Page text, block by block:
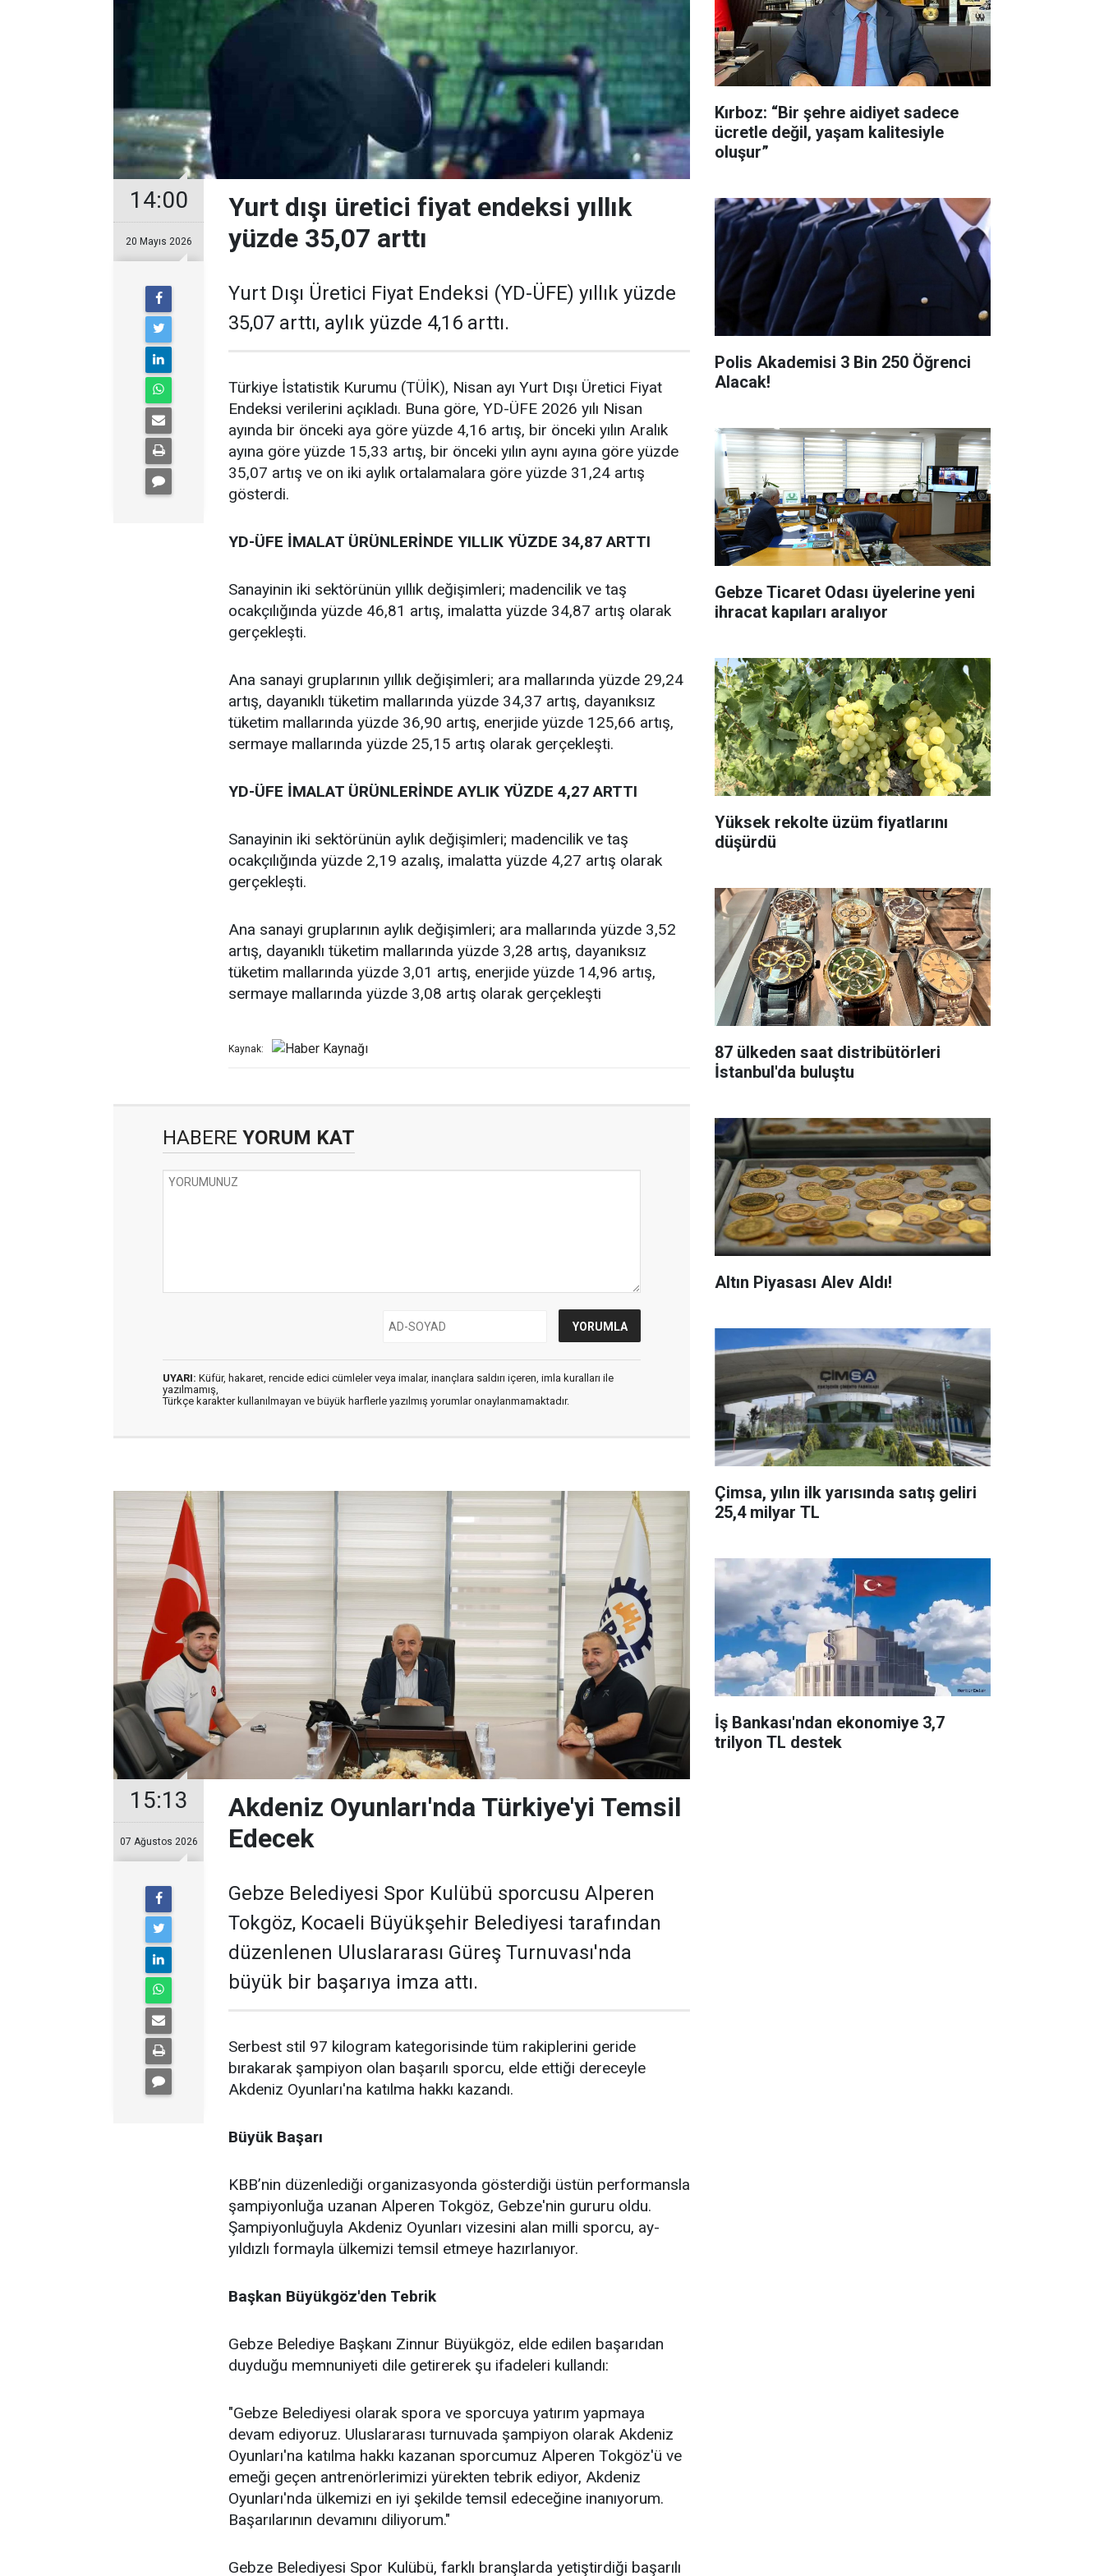
14:00
20 Mayıs 2026
Yurt dışı üretici fiyat endeksi yıllık
yüzde 35,07 arttı
Yurt Dışı Üretici Fiyat Endeksi (YD-ÜFE) yıllık yüzde
35,07 arttı, aylık yüzde 4,16 arttı.
Türkiye İstatistik Kurumu (TÜİK), Nisan ayı Yurt Dışı Üretici Fiyat
Endeksi verilerini açıkladı. Buna göre, YD-ÜFE 2026 yılı Nisan
ayında bir önceki aya göre yüzde 4,16 artış, bir önceki yılın Aralık
ayına göre yüzde 15,33 artış, bir önceki yılın aynı ayına göre yüzde
35,07 artış ve on iki aylık ortalamalara göre yüzde 31,24 artış
gösterdi.
YD-ÜFE İMALAT ÜRÜNLERİNDE YILLIK YÜZDE 34,87 ARTTI
Sanayinin iki sektörünün yıllık değişimleri; madencilik ve taş
ocakçılığında yüzde 46,81 artış, imalatta yüzde 34,87 artış olarak
gerçekleşti.
Ana sanayi gruplarının yıllık değişimleri; ara mallarında yüzde 29,24
artış, dayanıklı tüketim mallarında yüzde 34,37 artış, dayanıksız
tüketim mallarında yüzde 36,90 artış, enerjide yüzde 125,66 artış,
sermaye mallarında yüzde 25,15 artış olarak gerçekleşti.
YD-ÜFE İMALAT ÜRÜNLERİNDE AYLIK YÜZDE 4,27 ARTTI
Sanayinin iki sektörünün aylık değişimleri; madencilik ve taş
ocakçılığında yüzde 2,19 azalış, imalatta yüzde 4,27 artış olarak
gerçekleşti.
Ana sanayi gruplarının aylık değişimleri; ara mallarında yüzde 3,52
artış, dayanıklı tüketim mallarında yüzde 3,28 artış, dayanıksız
tüketim mallarında yüzde 3,01 artış, enerjide yüzde 14,96 artış,
sermaye mallarında yüzde 3,08 artış olarak gerçekleşti
Kaynak:
HABERE YORUM KAT
UYARI: Küfür, hakaret, rencide edici cümleler veya imalar, inançlara saldırı içeren, imla kuralları ile
yazılmamış,
Türkçe karakter kullanılmayan ve büyük harflerle yazılmış yorumlar onaylanmamaktadır.
15:13
07 Ağustos 2026
Akdeniz Oyunları'nda Türkiye'yi Temsil
Edecek
Gebze Belediyesi Spor Kulübü sporcusu Alperen
Tokgöz, Kocaeli Büyükşehir Belediyesi tarafından
düzenlenen Uluslararası Güreş Turnuvası'nda
büyük bir başarıya imza attı.
Serbest stil 97 kilogram kategorisinde tüm rakiplerini geride
bırakarak şampiyon olan başarılı sporcu, elde ettiği dereceyle
Akdeniz Oyunları'na katılma hakkı kazandı.
Büyük Başarı
KBB’nin düzenlediği organizasyonda gösterdiği üstün performansla
şampiyonluğa uzanan Alperen Tokgöz, Gebze'nin gururu oldu.
Şampiyonluğuyla Akdeniz Oyunları vizesini alan milli sporcu, ay-
yıldızlı formayla ülkemizi temsil etmeye hazırlanıyor.
Başkan Büyükgöz'den Tebrik
Gebze Belediye Başkanı Zinnur Büyükgöz, elde edilen başarıdan
duyduğu memnuniyeti dile getirerek şu ifadeleri kullandı:
"Gebze Belediyesi olarak spora ve sporcuya yatırım yapmaya
devam ediyoruz. Uluslararası turnuvada şampiyon olarak Akdeniz
Oyunları'na katılma hakkı kazanan sporcumuz Alperen Tokgöz'ü ve
emeği geçen antrenörlerimizi yürekten tebrik ediyor, Akdeniz
Oyunları'nda ülkemizi en iyi şekilde temsil edeceğine inanıyorum.
Başarılarının devamını diliyorum."
Gebze Belediyesi Spor Kulübü, farklı branşlarda yetiştirdiği başarılı
Kırboz: “Bir şehre aidiyet sadece
ücretle değil, yaşam kalitesiyle
oluşur”
Polis Akademisi 3 Bin 250 Öğrenci
Alacak!
Gebze Ticaret Odası üyelerine yeni
ihracat kapıları aralıyor
Yüksek rekolte üzüm fiyatlarını
düşürdü
87 ülkeden saat distribütörleri
İstanbul'da buluştu
Altın Piyasası Alev Aldı!
Çimsa, yılın ilk yarısında satış geliri
25,4 milyar TL
İş Bankası'ndan ekonomiye 3,7
trilyon TL destek